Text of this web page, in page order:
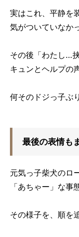
実はこれ、平静を
気がついていなか
その後「わたし…
キュンとヘルプの
何そのドジっ子ぶ
最後の表情も
元気っ子柴犬のロ
「あちゃー」な事
その様子を、順を